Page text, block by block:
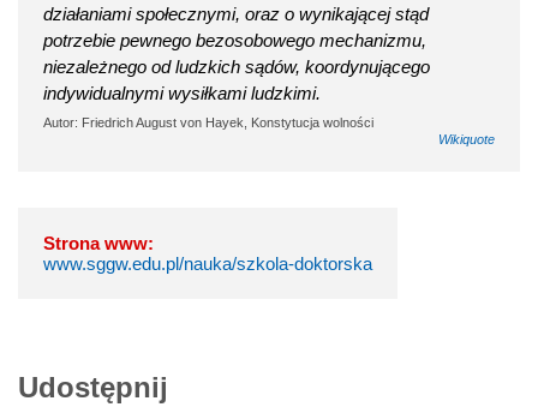
działaniami społecznymi, oraz o wynikającej stąd
potrzebie pewnego bezosobowego mechanizmu,
niezależnego od ludzkich sądów, koordynującego
indywidualnymi wysiłkami ludzkimi.
Autor: Friedrich August von Hayek, Konstytucja wolności
Wikiquote
Strona www:
www.sggw.edu.pl/nauka/szkola-doktorska
Udostępnij